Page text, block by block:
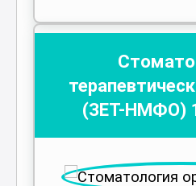
(ЗЕТ-НМФО)